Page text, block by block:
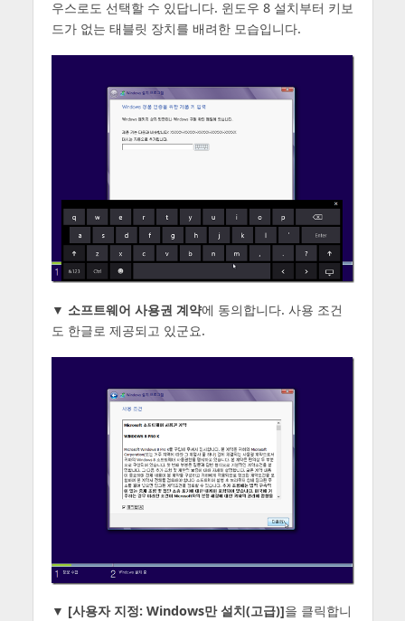
우스로도 선택할 수 있답니다. 윈도우 8 설치부터 키보
드가 없는 태블릿 장치를 배려한 모습입니다.
▼ 소프트웨어 사용권 계약에 동의합니다. 사용 조건
도 한글로 제공되고 있군요.
▼ [사용자 지정: Windows만 설치(고급)]을 클릭합니